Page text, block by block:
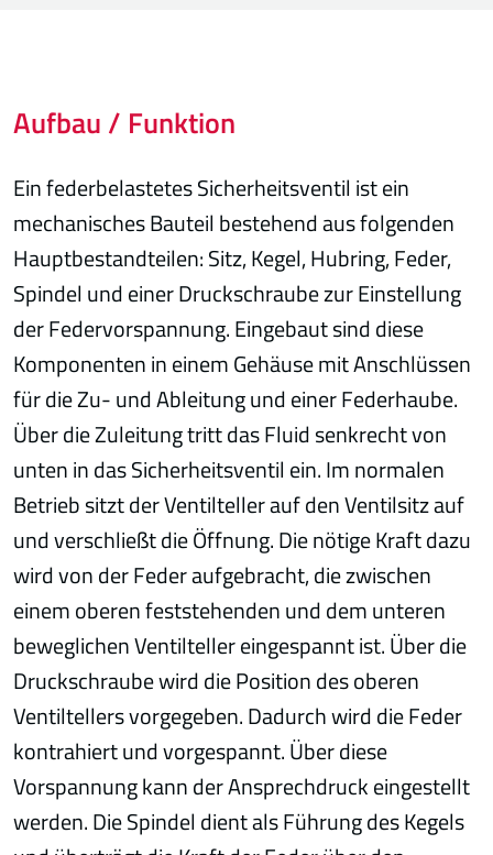
Aufbau / Funktion
Ein federbelastetes Sicherheitsventil ist ein
mechanisches Bauteil bestehend aus folgenden
Hauptbestandteilen: Sitz, Kegel, Hubring, Feder,
Spindel und einer Druckschraube zur Einstellung
der Federvorspannung. Eingebaut sind diese
Komponenten in einem Gehäuse mit Anschlüssen
für die Zu- und Ableitung und einer Federhaube.
Über die Zuleitung tritt das Fluid senkrecht von
unten in das Sicherheitsventil ein. Im normalen
Betrieb sitzt der Ventilteller auf den Ventilsitz auf
und verschließt die Öffnung. Die nötige Kraft dazu
wird von der Feder aufgebracht, die zwischen
einem oberen feststehenden und dem unteren
beweglichen Ventilteller eingespannt ist. Über die
Druckschraube wird die Position des oberen
Ventiltellers vorgegeben. Dadurch wird die Feder
kontrahiert und vorgespannt. Über diese
Vorspannung kann der Ansprechdruck eingestellt
werden. Die Spindel dient als Führung des Kegels